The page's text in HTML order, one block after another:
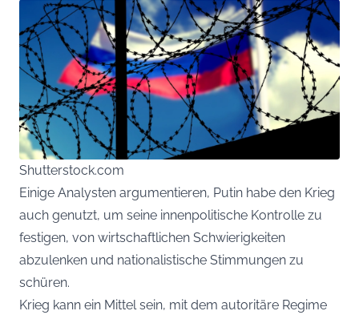
Shutterstock.com
Einige Analysten argumentieren, Putin habe den Krieg
auch genutzt, um seine innenpolitische Kontrolle zu
festigen, von wirtschaftlichen Schwierigkeiten
abzulenken und nationalistische Stimmungen zu
schüren.
Krieg kann ein Mittel sein, mit dem autoritäre Regime